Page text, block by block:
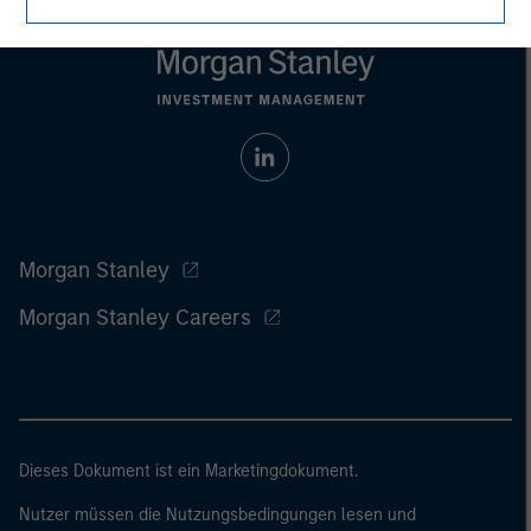
Morgan Stanley
Morgan Stanley Careers
Dieses Dokument ist ein Marketingdokument.
Nutzer müssen die Nutzungsbedingungen lesen und